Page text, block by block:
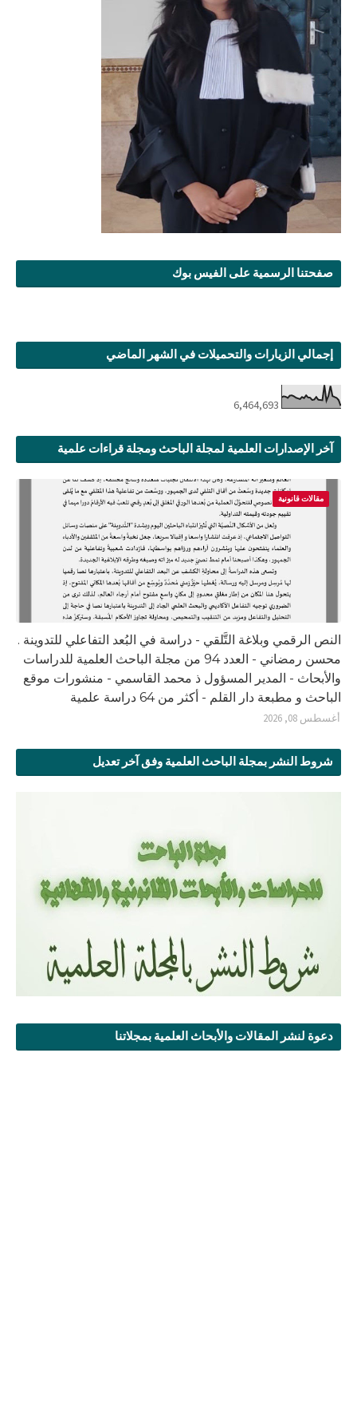
صفحتنا الرسمية على الفيس بوك
إجمالي الزيارات والتحميلات في الشهر الماضي
6,464,693
آخر الإصدارات العلمية لمجلة الباحث ومجلة قراءات علمية
مقالات قانونية
النص الرقمي وبلاغة التَّلقي - دراسة في البُعد التفاعلي للتدوينة .
محسن رمضاني - العدد 94 من مجلة الباحث العلمية للدراسات
والأبحاث - المدير المسؤول ذ محمد القاسمي - منشورات موقع
الباحث و مطبعة دار القلم - أكثر من 64 دراسة علمية
أغسطس 08, 2026
شروط النشر بمجلة الباحث العلمية وفق آخر تعديل
دعوة لنشر المقالات والأبحاث العلمية بمجلاتنا